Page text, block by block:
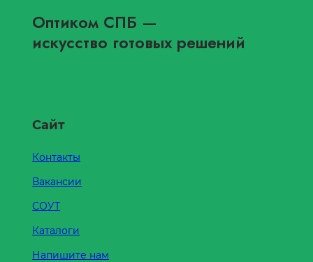
Оптиком СПБ —
искусство готовых решений
Сайт
Контакты
Вакансии
СОУТ
Каталоги
Напишите нам